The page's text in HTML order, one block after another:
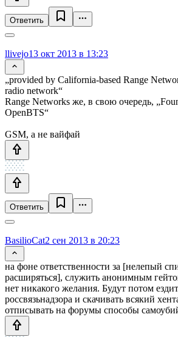
Ответить
llivejo13 окт 2013 в 13:23
„provided by California-based Range
radio network“
Range Networks же, в свою очередь,
OpenBTS“
GSM, а не вайфай
Ответить
BasilioCat2 сен 2013 в 20:23
на фоне ответственности за [нелепый
расширяться], служить анонимным
нет никакого желания. Будут потом
россвязьнадзора и скачивать всякий
отписывать на форумы способы